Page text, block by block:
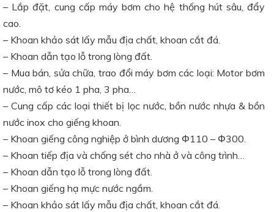
– Lắp đặt, cung cấp máy bơm cho hệ thống hút sâu, đẩy
cao.
– Khoan khảo sát lấy mẫu địa chất, khoan cắt đá.
– Khoan dẫn tạo lỗ trong lòng đất.
– Mua bán, sửa chữa, trao đổi máy bơm các loại: Motor bơm
nước, mô tơ kéo 1 pha, 3 pha…
– Cung cấp các loại thiết bị lọc nước, bồn nước nhựa & bồn
nước inox cho giếng khoan.
– Khoan giếng công nghiệp ở bình dương Φ110 – Φ300.
– Khoan tiếp địa và chống sét cho nhà ở và công trình…
– Khoan dẫn tạo lỗ trong lòng đất.
– Khoan giếng hạ mực nước ngầm.
– Khoan khảo sát lấy mẫu địa chất, khoan cắt đá.